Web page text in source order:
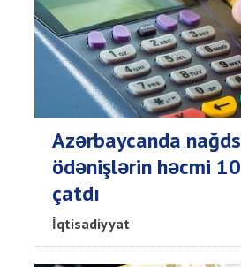
Azərbaycanda
ödənişlərin həcmi
çatdı
İqtisadiyyat